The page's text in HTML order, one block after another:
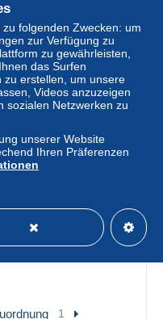
2
1
folgenden Zwecken: um
zur Verfügung zu
zu gewährleisten,
das Surfen
zu erstellen, um unsere
Videos anzuzeigen
sozialen Netzwerken zu
unserer Website
Ihren Präferenzen